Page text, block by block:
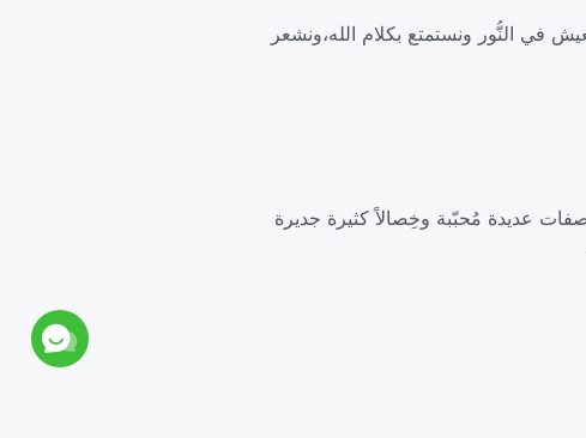
في النُّور ونستمتع بكلام الله،ونشعر
عديدة مُحبّبة وخِصالاً كثيرة جديرة